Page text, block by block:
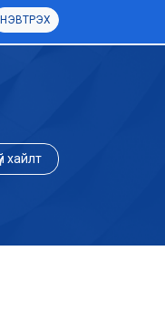
НЭВТРЭХ
хайлт